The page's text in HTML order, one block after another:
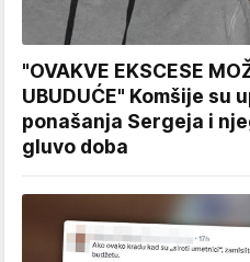
"OVAKVE EKSCESE
UBUDUĆE" Komšije su
ponašanja Sergeja i
gluvo doba